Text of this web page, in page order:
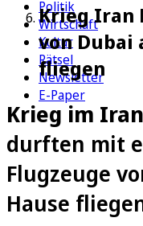
Politik
Wirtschaft
Kultur
Rätsel
Newsletter
E-Paper
Krieg Iran
von Dubai
fliegen
Krieg im Iran
durften mit
Flugzeuge
Hause